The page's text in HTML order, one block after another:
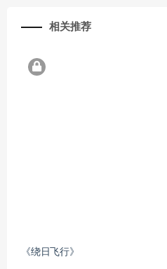
相关推荐
《绕日飞行》